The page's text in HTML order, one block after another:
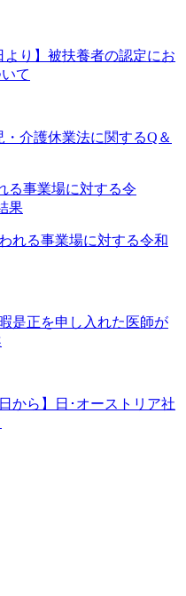
より】被扶養者の認定にお
て
介護休業法に関するQ＆
れる事業場に対する令和
是正を申し入れた医師が
から】日･オーストリア社